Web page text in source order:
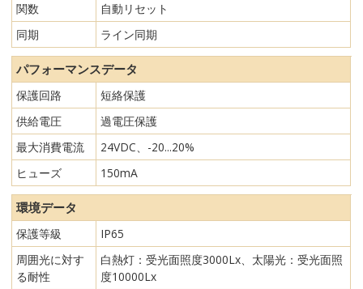
関数
自動リセット
同期
ライン同期
パフォーマンスデータ
保護回路
短絡保護
供給電圧
過電圧保護
最大消費電流
24VDC、-20...20%
ヒューズ
150mA
環境データ
保護等級
IP65
周囲光に対す
る耐性
白熱灯：受光面照度3000Lx、太陽光：受光面照
度10000Lx